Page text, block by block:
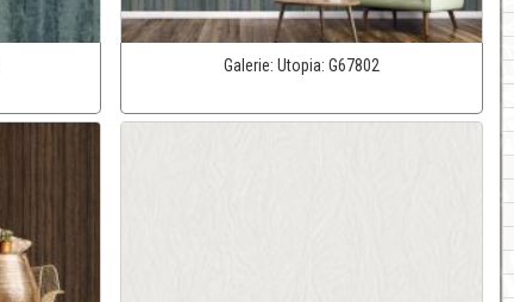
Galerie:Utopia:G67802